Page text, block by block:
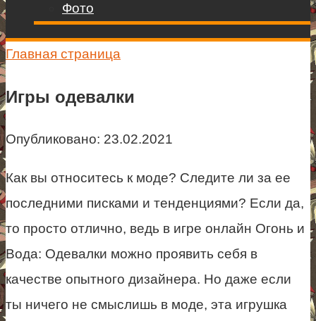
Фото
Главная страница
Игры одевалки
Опубликовано: 23.02.2021
Как вы относитесь к моде? Следите ли за ее
последними писками и тенденциями? Если да,
то просто отлично, ведь в игре онлайн Огонь и
Вода: Одевалки можно проявить себя в
качестве опытного дизайнера. Но даже если
ты ничего не смыслишь в моде, эта игрушка